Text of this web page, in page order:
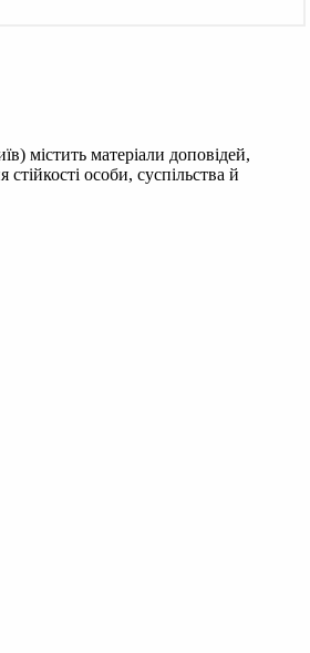
містить матеріали доповідей,
особи, суспільства й